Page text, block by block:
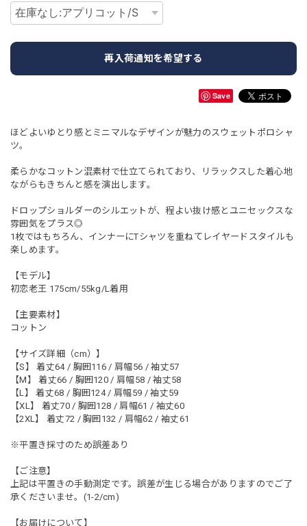
再入荷通知を希望する
Save
ほどよいゆとり感とミニマルなデザインが魅力のスウェットポロシャ
ツ。
柔らかなコットン混素材で仕立てられており、リラックスした着心地
ながらもきちんと感を演出します。
ドロップショルダーのシルエットが、程よい抜け感とユニセックスな
雰囲気をプラス◎
1枚ではもちろん、インナーにTシャツを重ねてレイヤードスタイルも
楽しめます。
【モデル】
初恋老王 175cm/55kg/L着用
【主要素材】
コットン
【サイズ詳細（cm）】
【S】 着丈64 / 胸囲116 / 肩幅56 / 袖丈57
【M】 着丈66 / 胸囲120 / 肩幅58 / 袖丈58
【L】 着丈68 / 胸囲124 / 肩幅59 / 袖丈59
【XL】 着丈70 / 胸囲128 / 肩幅61 / 袖丈60
【2XL】 着丈72 / 胸囲132 / 肩幅62 / 袖丈61
※平置き採寸のため誤差あり
【ご注意】
上記は平置きの手動測定です。誤差が生じる場合がありますのでご了
承くださいませ。(1-2/cm)
【お届けについて】